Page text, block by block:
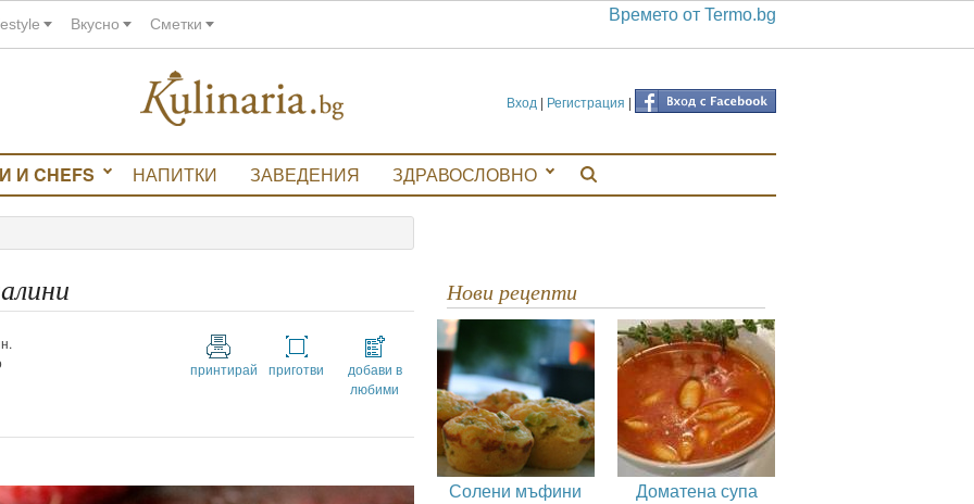
Вкусно Сметки Времето от Termo.bg
Вход | Регистрация |
И CHEFS НАПИТКИ ЗАВЕДЕНИЯ ЗДРАВОСЛОВНО
принтирай приготви
добави в
любими
Нови рецепти
Солени мъфини Доматена супа